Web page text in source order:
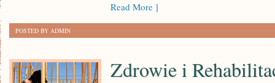
Read More ]
POSTED BY ADMIN
Zdrowie i